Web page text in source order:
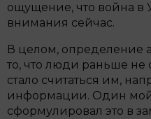
ощущение, что война в
внимания сейчас.
В целом, определение
то, что люди раньше не
стало считаться им,
информации. Один
сформулировал это в